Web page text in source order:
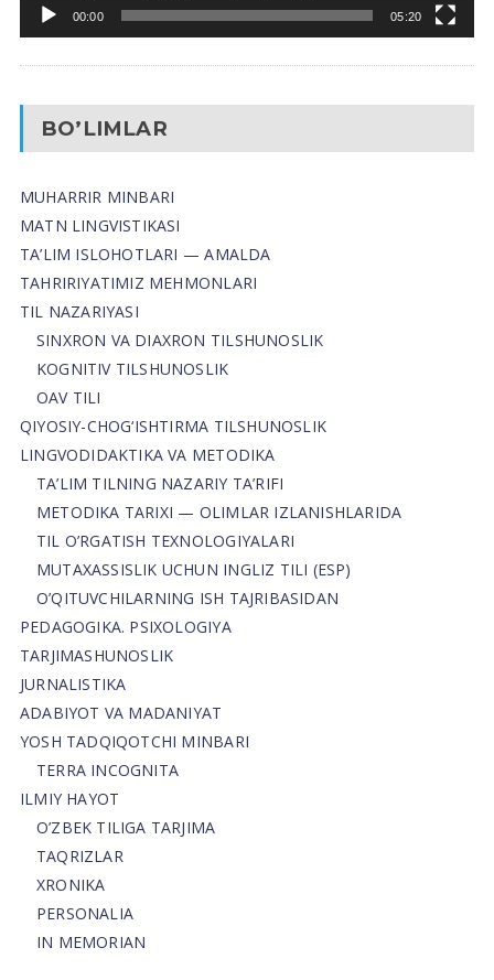
00:00 05:20
BO’LIMLAR
MUHARRIR MINBARI
MATN LINGVISTIKASI
TA’LIM ISLOHOTLARI — AMALDA
TAHRIRIYATIMIZ MEHMONLARI
TIL NAZARIYASI
SINXRON VA DIAXRON TILSHUNOSLIK
KOGNITIV TILSHUNOSLIK
OAV TILI
QIYOSIY-CHOG‘ISHTIRMA TILSHUNOSLIK
LINGVODIDAKTIKA VA METODIKA
TA’LIM TILNING NAZARIY TA’RIFI
METODIKA TARIXI — OLIMLAR IZLANISHLARIDA
TIL O’RGATISH TEXNOLOGIYALARI
MUTAXASSISLIK UCHUN INGLIZ TILI (ESP)
O’QITUVCHILARNING ISH TAJRIBASIDAN
PEDAGOGIKA. PSIXOLOGIYA
TARJIMASHUNOSLIK
JURNALISTIKA
ADABIYOT VA MADANIYAT
YOSH TADQIQOTCHI MINBARI
TERRA INCOGNITA
ILMIY HAYOT
O’ZBEK TILIGA TARJIMA
TAQRIZLAR
XRONIKA
PERSONALIA
IN MEMORIAN